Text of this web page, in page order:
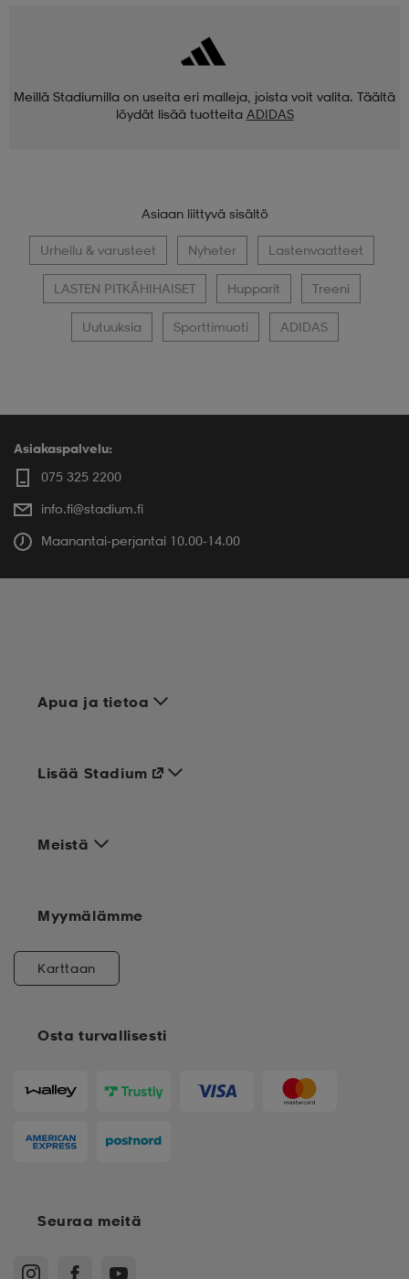
Meillä Stadiumilla on useita eri malleja, joista voit valita. Täältä
löydät lisää tuotteita ADIDAS
Asiaan liittyvä sisältö
Urheilu & varusteet Nyheter Lastenvaatteet
LASTEN PITKÄHIHAISET Hupparit Treeni
Uutuuksia Sporttimuoti ADIDAS
Asiakaspalvelu:
075 325 2200
info.fi@stadium.fi
Maanantai-perjantai 10.00-14.00
Apua ja tietoa
Meistä
Osta turvallisesti
Lisää Stadium
Myymälämme
Karttaan
Seuraa meitä